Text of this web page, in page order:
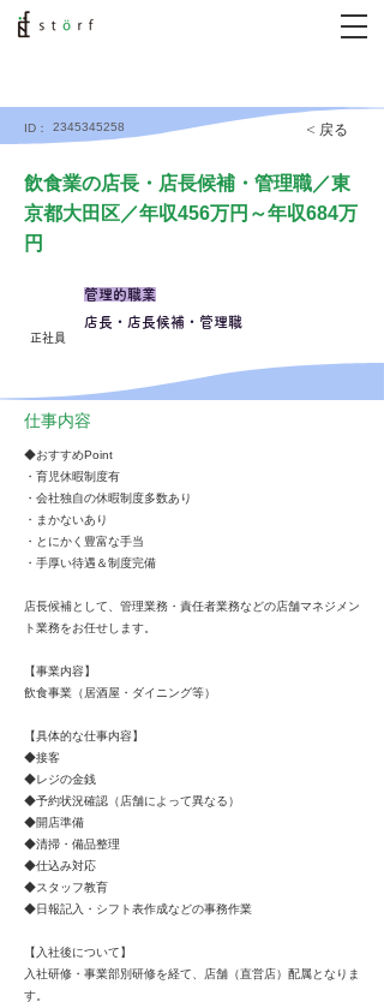
ID： 2345345258 < 戻る
飲食業の店長・店長候補・管理職／東
京都大田区／年収456万円～年収684万
円
正社員
管理的職業
店長・店長候補・管理職
仕事内容
◆おすすめPoint
・育児休暇制度有
・会社独自の休暇制度多数あり
・まかないあり
・とにかく豊富な手当
・手厚い待遇＆制度完備
店長候補として、管理業務・責任者業務などの店舗マネジメン
ト業務をお任せします。
【事業内容】
飲食事業（居酒屋・ダイニング等）
【具体的な仕事内容】
◆接客
◆レジの金銭
◆予約状況確認（店舗によって異なる）
◆開店準備
◆清掃・備品整理
◆仕込み対応
◆スタッフ教育
◆日報記入・シフト表作成などの事務作業
【入社後について】
入社研修・事業部別研修を経て、店舗（直営店）配属となりま
す。